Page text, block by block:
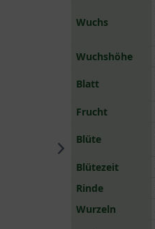
Wuchs
Wuchshöhe
Blatt
Frucht
Blüte
Blütezeit
Rinde
Wurzeln